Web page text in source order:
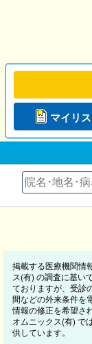
マイリ
掲載する医療機関情
ス(有) の調査に基い
ておりますが、受診
間などの外来条件を
情報の修正を希望さ
オムニックス(有) で
供しています。